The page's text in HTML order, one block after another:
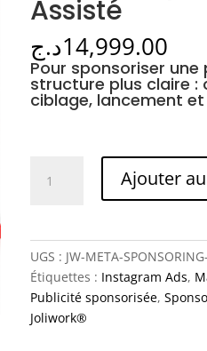
Assisté
14,999.00د.ج
Pour sponsoriser
structure plus claire :
ciblage, lancement et
Sponsoring
Assisté
Ajouter
UGS : JW-META-
Étiquettes : Instagram Ads,
Publicité sponsorisée,
Joliwork®